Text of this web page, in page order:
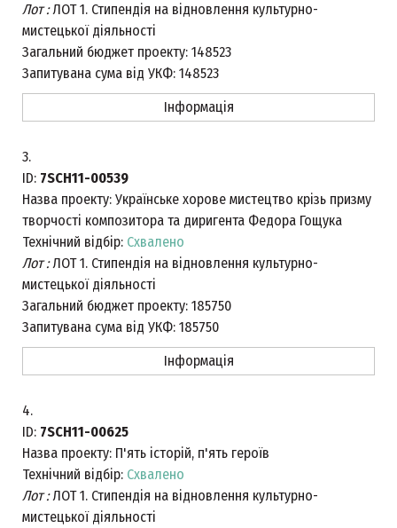
Лот :ЛОТ 1. Стипендія на відновлення культурно-
мистецької діяльності
Загальний бюджет проекту: 148523
Запитувана сума від УКФ: 148523
Інформація
3.
ID: 7SCH11-00539
Назва проекту: Українське хорове мистецтво крізь призму
творчості композитора та диригента Федора Гощука
Технічний відбір: Схвалено
Лот :ЛОТ 1. Стипендія на відновлення культурно-
мистецької діяльності
Загальний бюджет проекту: 185750
Запитувана сума від УКФ: 185750
Інформація
4.
ID: 7SCH11-00625
Назва проекту: П'ять історій, п'ять героїв
Технічний відбір: Схвалено
Лот :ЛОТ 1. Стипендія на відновлення культурно-
мистецької діяльності